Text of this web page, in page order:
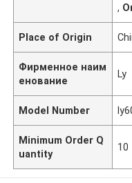
,
Place of Origin
Фирменное наим
енование
Ly
Model Number
Minimum Order Q
uantity
10